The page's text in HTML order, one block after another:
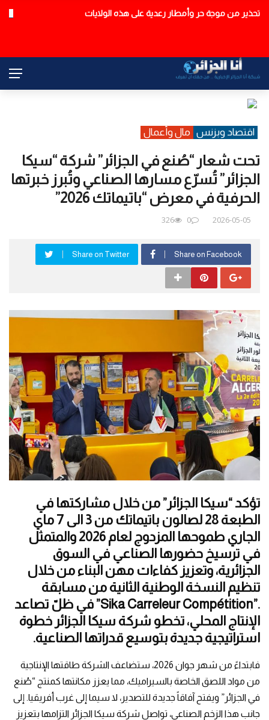
عاجل
تحذير من موجة حر وأمطار رعدية على هذه الولايات
اقتصاد وبزنس مال وأعمال
تحت شعار “صُنع في الجزائر” شركة “سيكا
الجزائر” تُسرّع مسارها الصناعي وتُبرز خبرتها
الحرفية في معرض “باتيماتك 2026”
2026-05-05
0
326
Share on Facebook
Share on Twitter
تؤكد “سيكا الجزائر” من خلال مشاركتها في
الطبعة 28 لصالون باتيماتك من 3 الى 7 ماي
الجاري طموحها المزدوج لعام 2026 والمتمثل
في ترسيخ حضورها الصناعي في السوق
الجزائرية، وتعزيز كفاءات مهن البناء من خلال
تنظيم النسخة الوطنية الثانية من مسابقة
.”Sika Carreleur Compétition” في ظلّ تصاعد
الإنتاج المحلي، تخطو شركة سيكا الجزائر خطوة
استراتيجية جديدة بتوسيع قدراتها الصناعية.
فابتداءً من شهر جوان 2026، ستضاعف الشركة طاقتها الإنتاجية
من مواد اللصق الخاصة بالسيراميك، مما يعزز مكانتها كمنتج “صُنع
في الجزائر” ويفتح آفاقاً جديدة للتصدير، لا سيما إلى غرب أفريقيا. إلى
جانب هذا الزخم الصناعي، تواصل شركة سيكا الجزائر التزامها بتعزيز